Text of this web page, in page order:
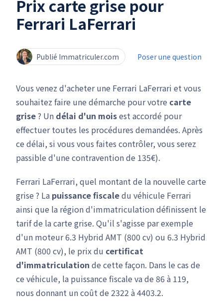
Prix carte grise pour
Ferrari LaFerrari
Publié Immatriculer.com Poser une question
Vous venez d'acheter une Ferrari LaFerrari et vous
souhaitez faire une démarche pour votre carte
grise? Un délai d'un moisest accordé pour
effectuer toutes les procédures demandées. Après
ce délai, si vous vous faites contrôler, vous serez
passible d'une contravention de 135€).
Ferrari LaFerrari, quel montant de la nouvelle carte
grise ? La puissance fiscaledu véhicule Ferrari
ainsi que la région d'immatriculation définissent le
tarif de la carte grise. Qu'il s'agisse par exemple
d'un moteur 6.3 Hybrid AMT (800 cv) ou 6.3 Hybrid
AMT (800 cv), le prix du certificat
d'immatriculation de cette façon. Dans le cas de
ce véhicule, la puissance fiscale va de 86 à 119,
nous donnant un coût de 2322 à 4403.2.